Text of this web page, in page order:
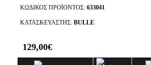
ΚΩΔΙΚΌΣ ΠΡΟΪΌΝΤΟΣ: 633041
ΚΑΤΑΣΚΕΥΑΣΤΉΣ: BULLE
129,00€